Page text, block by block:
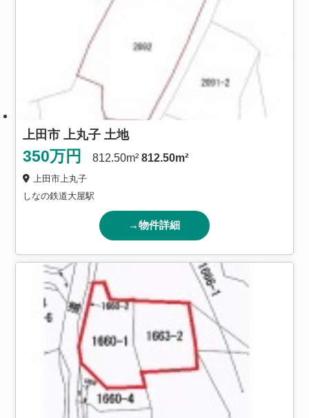
上田市 上丸子 土地
350万円 812.50m²812.50m²
上田市上丸子
しなの鉄道大屋駅
→物件詳細